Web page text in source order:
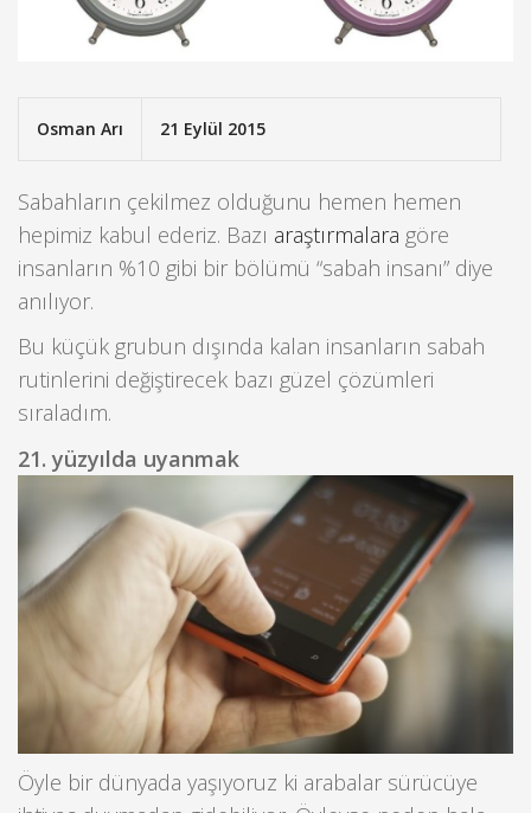
Osman Arı 21 Eylül 2015
Sabahların çekilmez olduğunu hemen hemen
hepimiz kabul ederiz. Bazı araştırmalara göre
insanların %10 gibi bir bölümü “sabah insanı” diye
anılıyor.
Bu küçük grubun dışında kalan insanların sabah
rutinlerini değiştirecek bazı güzel çözümleri
sıraladım.
21. yüzyılda uyanmak
Öyle bir dünyada yaşıyoruz ki arabalar sürücüye